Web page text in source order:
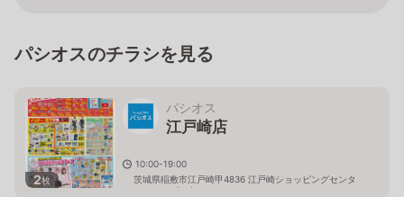
パシオスのチラシを見る
2枚
パシオス
江戸崎店
10:00-19:00
茨城県稲敷市江戸崎甲4836 江戸崎ショッピングセンタ
ー（パンプ）内